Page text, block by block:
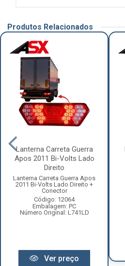
Produtos Relacionados
Lanterna Carreta Guerra
Apos 2011 Bi-Volts Lado
Direito
Lanterna Carreta Guerra Apos
2011 Bi-Volts Lado Direito +
Conector
Código: 12064
Embalagem: PC
Número Original: L741LD
Ver preço